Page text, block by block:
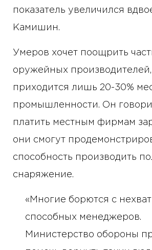
показатель увеличился
Камишин.
Умеров хочет поощрить
оружейных
приходится лишь 20-30%
промышленности. Он
платить местным фирмам
они смогут
способность производить
снаряжение.
«Многие борются с
способных менеджеров.
Министерство обороны